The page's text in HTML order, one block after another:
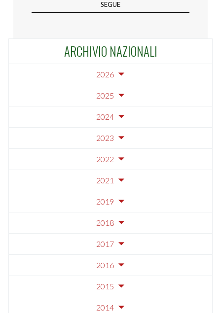
SEGUE
ARCHIVIO NAZIONALI
2026
2025
2024
2023
2022
2021
2019
2018
2017
2016
2015
2014